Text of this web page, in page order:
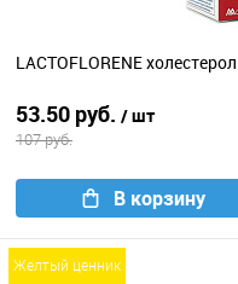
LACTOFLORENE
53.50 руб. / шт
107 руб.
В корзину
желтый ценник